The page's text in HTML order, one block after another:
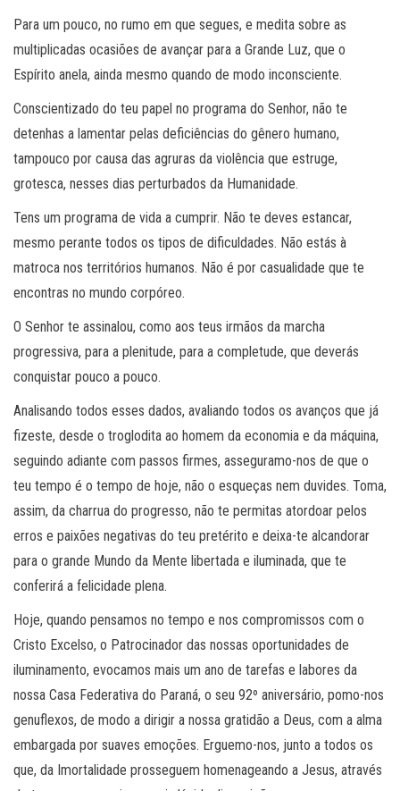
Para um pouco, no rumo em que segues, e medita sobre as
multiplicadas ocasiões de avançar para a Grande Luz, que o
Espírito anela, ainda mesmo quando de modo inconsciente.
Conscientizado do teu papel no programa do Senhor, não te
detenhas a lamentar pelas deficiências do gênero humano,
tampouco por causa das agruras da violência que estruge,
grotesca, nesses dias perturbados da Humanidade.
Tens um programa de vida a cumprir. Não te deves estancar,
mesmo perante todos os tipos de dificuldades. Não estás à
matroca nos territórios humanos. Não é por casualidade que te
encontras no mundo corpóreo.
O Senhor te assinalou, como aos teus irmãos da marcha
progressiva, para a plenitude, para a completude, que deverás
conquistar pouco a pouco.
Analisando todos esses dados, avaliando todos os avanços que já
fizeste, desde o troglodita ao homem da economia e da máquina,
seguindo adiante com passos firmes, asseguramo-nos de que o
teu tempo é o tempo de hoje, não o esqueças nem duvides. Toma,
assim, da charrua do progresso, não te permitas atordoar pelos
erros e paixões negativas do teu pretérito e deixa-te alcandorar
para o grande Mundo da Mente libertada e iluminada, que te
conferirá a felicidade plena.
Hoje, quando pensamos no tempo e nos compromissos com o
Cristo Excelso, o Patrocinador das nossas oportunidades de
iluminamento, evocamos mais um ano de tarefas e labores da
nossa Casa Federativa do Paraná, o seu 92º aniversário, pomo-nos
genuflexos, de modo a dirigir a nossa gratidão a Deus, com a alma
embargada por suaves emoções. Erguemo-nos, junto a todos os
que, da Imortalidade prosseguem homenageando a Jesus, através